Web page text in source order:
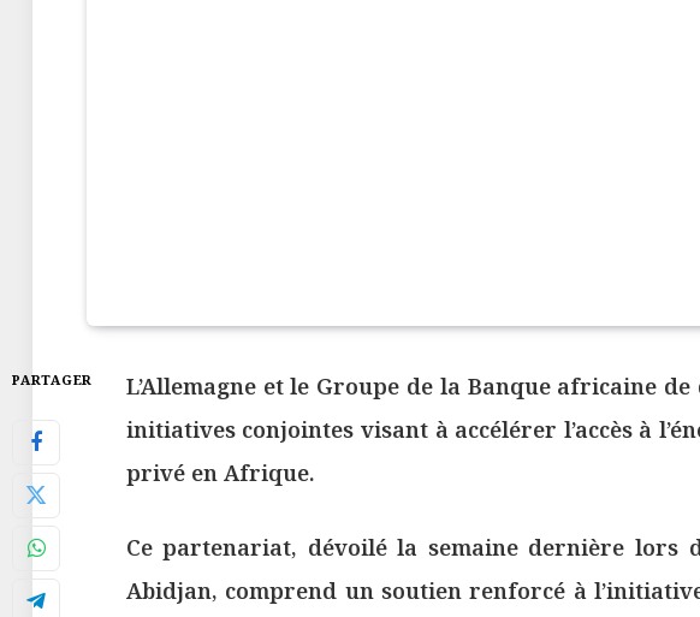
PARTAGER
L’Allemagne et le Groupe de la Banque africaine
initiatives conjointes visant à accélérer l’accès à
privé en Afrique.
Ce partenariat, dévoilé la semaine dernière lors
Abidjan, comprend un soutien renforcé à